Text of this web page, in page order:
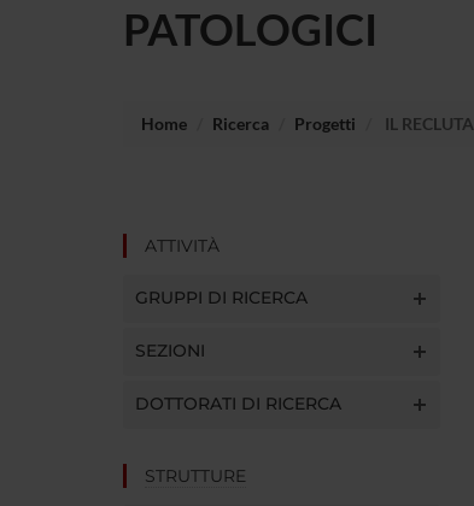
PATOLOGICI
Home Ricerca Progetti IL
ATTIVITÀ
GRUPPI DI RICERCA
SEZIONI
DOTTORATI DI RICERCA
STRUTTURE